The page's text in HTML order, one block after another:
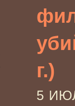
г.)
5